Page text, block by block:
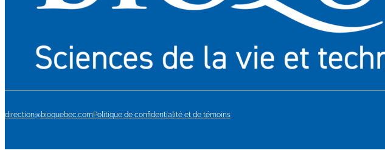
direction@bioquebec.comPolitique de confidentialité et de témoins